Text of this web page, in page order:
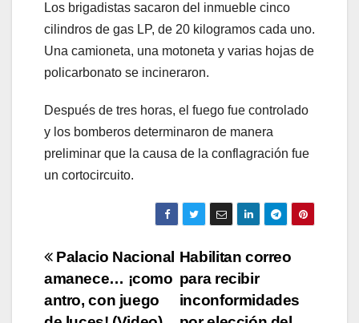
Los brigadistas sacaron del inmueble cinco
cilindros de gas LP, de 20 kilogramos cada uno.
Una camioneta, una motoneta y varias hojas de
policarbonato se incineraron.
Después de tres horas, el fuego fue controlado
y los bomberos determinaron de manera
preliminar que la causa de la conflagración fue
un cortocircuito.
Navegación
de
Habilitan correo
para recibir
inconformidades
Palacio Nacional
amanece… ¡como
antro, con juego